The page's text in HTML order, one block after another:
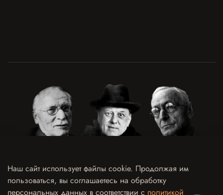
Договор оферты
Политика конфиденциальности и обработки персональных данных
Наш сайт использует файлы cookie. Продолжая им
пользоваться, вы соглашаетесь на обработку
персональных данных в соответствии с политикой